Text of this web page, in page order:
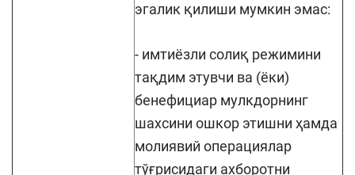
эгалик қилиши мумкин эмас:
- имтиёзли солиқ режимини
тақдим этувчи ва (ёки)
бенефициар мулкдорнинг
шахсини ошкор этишни ҳамда
молиявий операциялар
тўғрисидаги ахборотни